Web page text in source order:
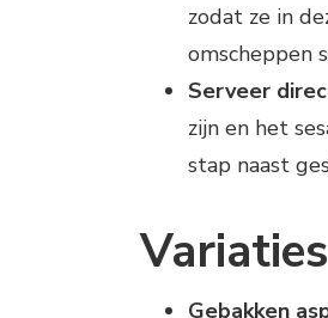
zodat ze in
omscheppen
Serveer
zijn en het
stap naast
Variaties
Gebakken